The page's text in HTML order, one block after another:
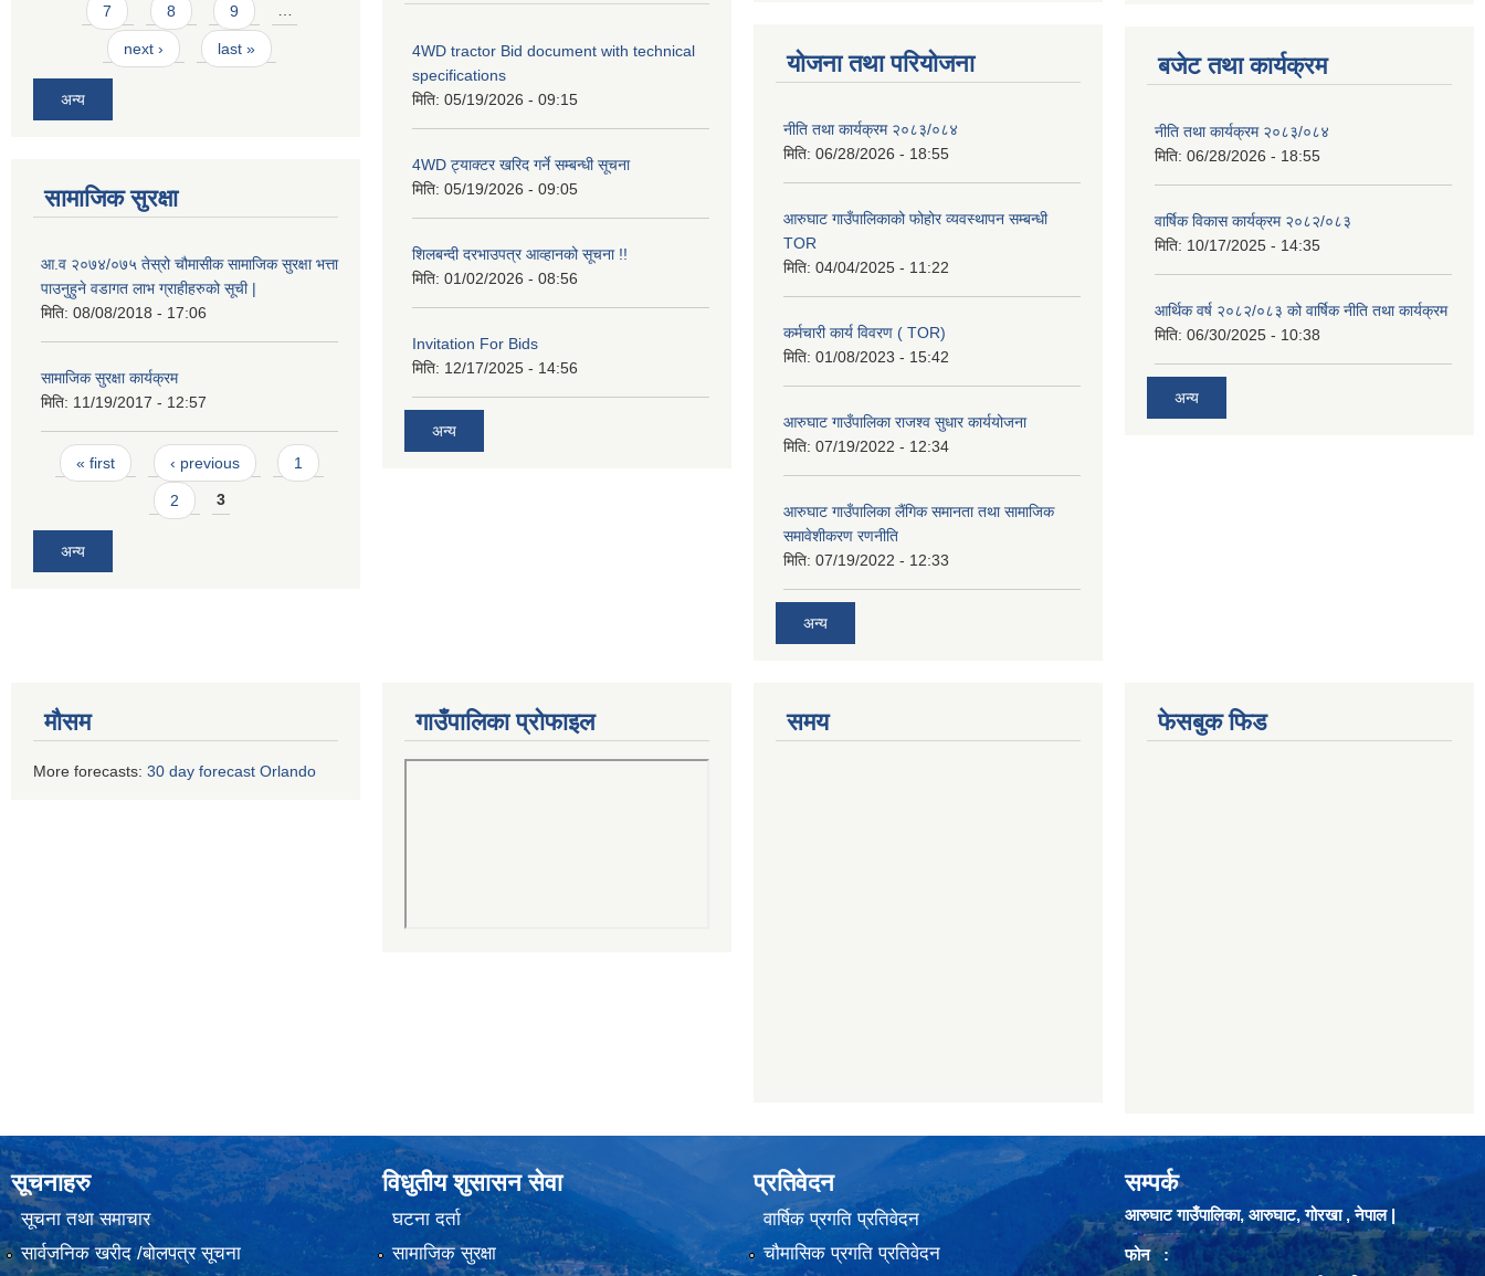
7 8 9 …
next › last »
अन्य
सामाजिक सुरक्षा
आ.व २०७४/०७५ तेस्रो चौमासीक सामाजिक सुरक्षा भत्ता
पाउनुहुने वडागत लाभ ग्राहीहरुको सूची |
मिति: 08/08/2018 - 17:06
सामाजिक सुरक्षा कार्यक्रम
मिति: 11/19/2017 - 12:57
Pages
« first ‹ previous 1
2 3
अन्य
4WD tractor Bid document with technical
specifications
मिति: 05/19/2026 - 09:15
4WD ट्याक्टर खरिद गर्ने सम्बन्धी सूचना
मिति: 05/19/2026 - 09:05
शिलबन्दी दरभाउपत्र आव्हानको सूचना !!
मिति: 01/02/2026 - 08:56
Invitation For Bids
मिति: 12/17/2025 - 14:56
अन्य
योजना तथा परियोजना
नीति तथा कार्यक्रम २०८३/०८४
मिति: 06/28/2026 - 18:55
आरुघाट गाउँपालिकाको फोहोर व्यवस्थापन सम्बन्धी
TOR
मिति: 04/04/2025 - 11:22
कर्मचारी कार्य विवरण ( TOR)
मिति: 01/08/2023 - 15:42
आरुघाट गाउँपालिका राजश्व सुधार कार्ययोजना
मिति: 07/19/2022 - 12:34
आरुघाट गाउँपालिका लैंगिक समानता तथा सामाजिक
समावेशीकरण रणनीति
मिति: 07/19/2022 - 12:33
अन्य
बजेट तथा कार्यक्रम
नीति तथा कार्यक्रम २०८३/०८४
मिति: 06/28/2026 - 18:55
वार्षिक विकास कार्यक्रम २०८२/०८३
मिति: 10/17/2025 - 14:35
आर्थिक वर्ष २०८२/०८३ को वार्षिक नीति तथा कार्यक्रम
मिति: 06/30/2025 - 10:38
अन्य
मौसम
More forecasts: 30 day forecast Orlando
गाउँपालिका प्रोफाइल समय फेसबुक फिड
सूचनाहरु
सूचना तथा समाचार
सार्वजनिक खरीद /बोलपत्र सूचना
विधुतीय शुसासन सेवा
घटना दर्ता
सामाजिक सुरक्षा
प्रतिवेदन
वार्षिक प्रगति प्रतिवेदन
चौमासिक प्रगति प्रतिवेदन
सम्पर्क
आरुघाट गाउँपालिका, आरुघाट, गोरखा , नेपाल |
फोन :